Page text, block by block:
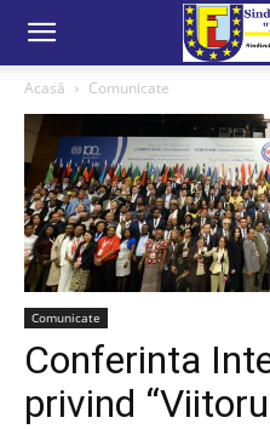
Acasă Comunicate
Comunicate
Conferinta
privind